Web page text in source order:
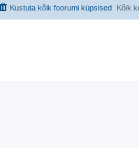
Kõik
Kustuta kõik foorumi küpsised